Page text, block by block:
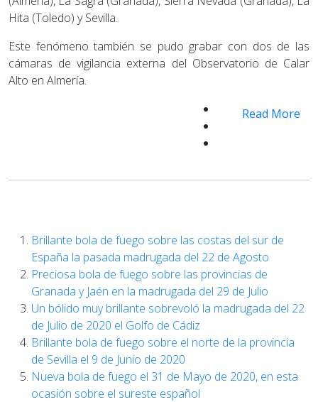
Hita (Toledo) y Sevilla.
Este fenómeno también se pudo grabar con dos de las
cámaras de vigilancia externa del Observatorio de Calar
Alto en Almería.
Read More
Brillante bola de fuego sobre las costas del sur de
España la pasada madrugada del 22 de Agosto
Preciosa bola de fuego sobre las provincias de
Granada y Jaén en la madrugada del 29 de Julio
Un bólido muy brillante sobrevoló la madrugada del 22
de Julio de 2020 el Golfo de Cádiz
Brillante bola de fuego sobre el norte de la provincia
de Sevilla el 9 de Junio de 2020
Nueva bola de fuego el 31 de Mayo de 2020, en esta
ocasión sobre el sureste español